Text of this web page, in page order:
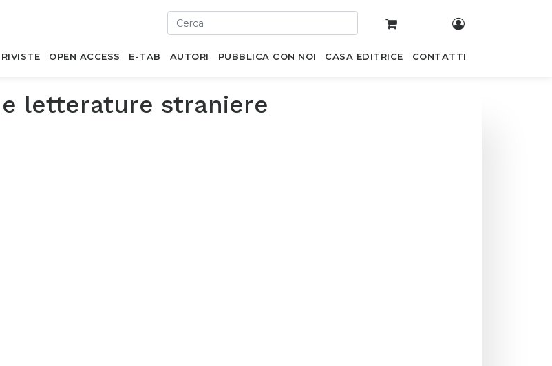
RIVISTE OPEN ACCESS E-TAB AUTORI PUBBLICA CON NOI CASA EDITRICE CONTATTI
letterature straniere